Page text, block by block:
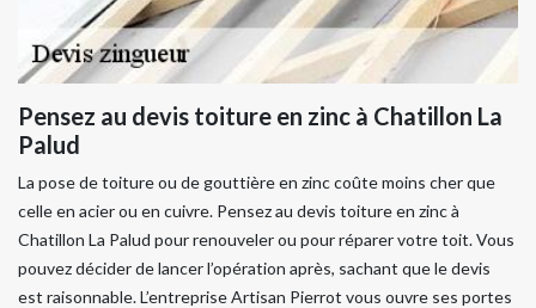
Pensez au devis toiture en zinc à Chatillon La
Palud
La pose de toiture ou de gouttière en zinc coûte moins cher que
celle en acier ou en cuivre. Pensez au devis toiture en zinc à
Chatillon La Palud pour renouveler ou pour réparer votre toit. Vous
pouvez décider de lancer l’opération après, sachant que le devis
est raisonnable. L’entreprise Artisan Pierrot vous ouvre ses portes